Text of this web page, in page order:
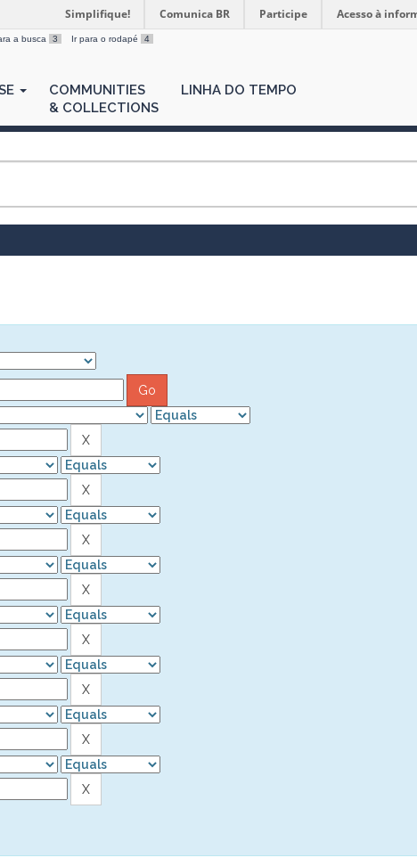
Simplifique! Comunica BR Participe Acesso à
a busca 3 Ir para o rodapé 4
COMMUNITIES
& COLLECTIONS
LINHA DO TEMPO